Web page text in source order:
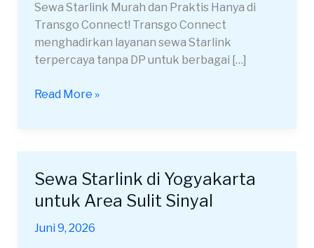
Sewa Starlink Murah dan Praktis Hanya di
Transgo Connect! Transgo Connect
menghadirkan layanan sewa Starlink
terpercaya tanpa DP untuk berbagai […]
Area
Sulit
Jangkauan
Internet
Read More »
Sewa Starlink di Yogyakarta
untuk Area Sulit Sinyal
Juni 9, 2026
Sewa
Starlink
di
Yogyakarta